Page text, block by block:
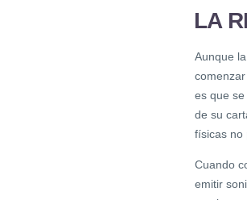
LA
Aunque
es que
de su
físicas no
Cuando
emitir